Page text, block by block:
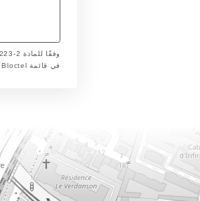
في قائمة Bloctel لمعارضة التسويق الهاتفي: